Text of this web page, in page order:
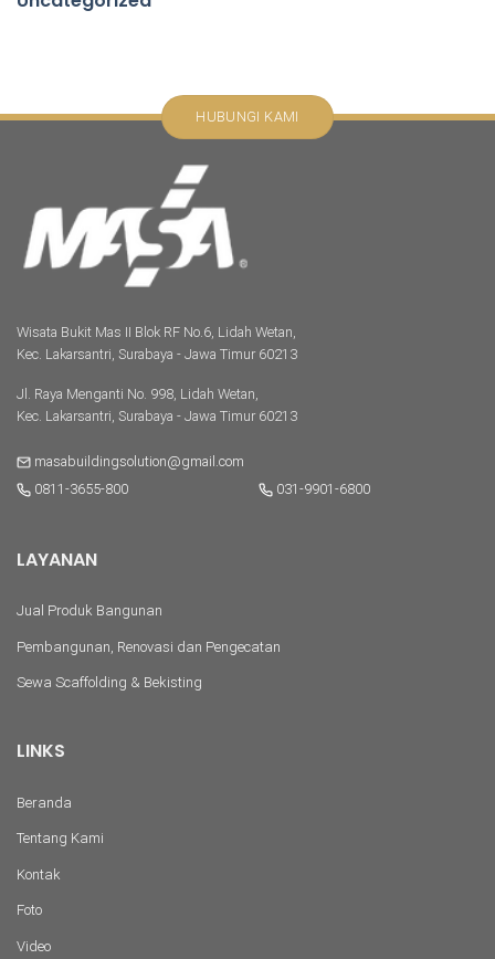
Wisata Bukit Mas II Blok RF No.6, Lidah Wetan,
Kec. Lakarsantri, Surabaya - Jawa Timur 60213
Jl. Raya Menganti No. 998, Lidah Wetan,
Kec. Lakarsantri, Surabaya - Jawa Timur 60213
masabuildingsolution@gmail.com
0811-3655-800
031-9901-6800
LAYANAN
Jual Produk Bangunan
Pembangunan, Renovasi dan Pengecatan
Sewa Scaffolding & Bekisting
LINKS
Beranda
Tentang Kami
Kontak
Foto
Video
HUBUNGI KAMI